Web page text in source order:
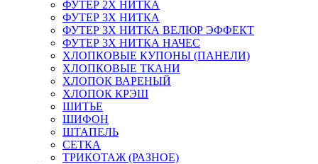
ФУТЕР 2Х НИТКА
ФУТЕР 3Х НИТКА
ФУТЕР 3Х НИТКА ВЕЛЮР ЭФФЕКТ
ФУТЕР 3Х НИТКА НАЧЕС
ХЛОПКОВЫЕ КУПОНЫ (ПАНЕЛИ)
ХЛОПКОВЫЕ ТКАНИ
ХЛОПОК ВАРЕНЫЙ
ХЛОПОК КРЭШ
ШИТЬЕ
ШИФОН
ШТАПЕЛЬ
СЕТКА
ТРИКОТАЖ (РАЗНОЕ)